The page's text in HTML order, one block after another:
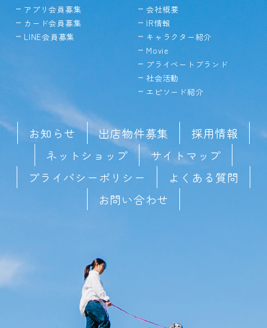
アプリ会員募集
カード会員募集
LINE会員募集
会社概要
IR情報
キャラクター紹介
Movie
プライベートブランド
社会活動
エピソード紹介
お知らせ 出店物件募集
採用情報
ネットショップ
サイトマップ
プライバシーポリシー
よくある質問
お問い合わせ